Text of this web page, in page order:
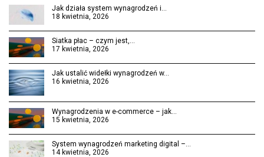
Jak działa system wynagrodzeń i…
18 kwietnia, 2026
Siatka płac – czym jest,…
17 kwietnia, 2026
Jak ustalić widełki wynagrodzeń w…
16 kwietnia, 2026
Wynagrodzenia w e-commerce – jak…
15 kwietnia, 2026
System wynagrodzeń marketing digital –…
14 kwietnia, 2026